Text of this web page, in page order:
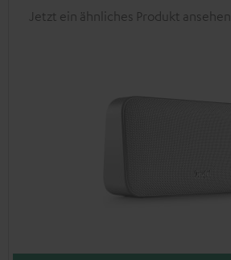
Jetzt ein ähnliches Produkt ansehen